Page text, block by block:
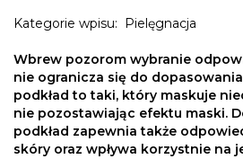
Kategorie wpisu: Pielęgnacja
Wbrew pozorom wybranie
nie ogranicza się do
podkład to taki, który maskuje
nie pozostawiając efektu maski.
podkład zapewnia także
skóry oraz wpływa korzystnie na